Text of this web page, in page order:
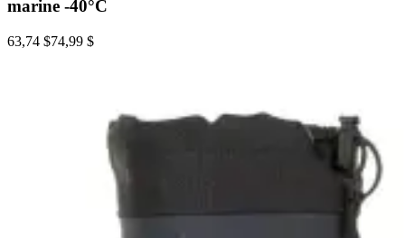
marine -40°C
63,74 $74,99 $